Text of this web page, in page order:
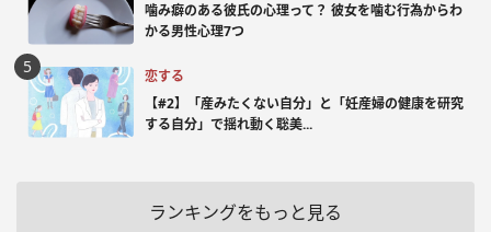
噛み癖のある彼氏の心理って？ 彼女を噛む行為からわ
かる男性心理7つ
恋する
【#2】「産みたくない自分」と「妊産婦の健康を研究
する自分」で揺れ動く聡美...
ランキングをもっと見る